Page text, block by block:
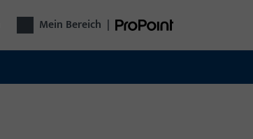
Mein Bereich |